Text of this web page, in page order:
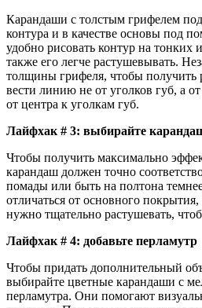
Карандаши с толстым грифелем
контура и в качестве основы под
удобно рисовать контур на тонких
также его легче растушевывать.
толщины грифеля, чтобы получить
вести линию не от уголков губ, а
от центра к уголкам губ.
Лайфхак # 3: выбирайте
Чтобы получить максимально
карандаш должен точно
помады или быть на полтона
отличаться от основного покрытия,
нужно тщательно растушевать,
Лайфхак # 4: добавьте перламутр
Чтобы придать дополнительный
выбирайте цветные карандаши с
перламутра. Они помогают